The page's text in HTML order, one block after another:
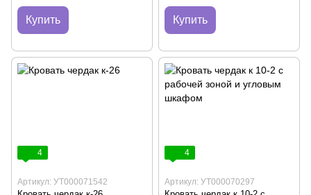
Купить Купить
4
Артикул: УТ000071542
4
Артикул: УТ000070297